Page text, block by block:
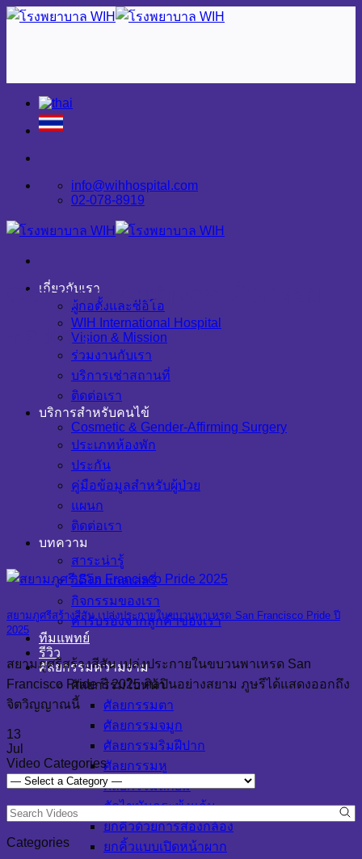
Skip
info@wihhospital.com
02-078-8919
เกี่ยวกับเรา
ผู้ก่อตั้งและซีอีโอ
WIH International Hospital
Vision & Mission
ร่วมงานกับเรา
บริการเช่าสถานที่
ติดต่อเรา
บริการสำหรับคนไข้
Cosmetic & Gender-Affirming Surgery
ประเภทห้องพัก
ประกัน
คู่มือข้อมูลสำหรับผู้ป่วย
แผนก
ติดต่อเรา
บทความ
สาระน่ารู้
วิดีโอ แกลเลอรี่
กิจกรรมของเรา
คำรับรองจากลูกค้าของเรา
ทีมแพทย์
รีวิว
ศัลยกรรมความงาม
ศัลยกรรมใบหน้า
ศัลยกรรมตา
ศัลยกรรมจมูก
ศัลยกรรมริมฝีปาก
ศัลยกรรมหู
ศัลยกรรมลักยิ้ม
ตัดไขมันกระพุ้งแก้ม
ยกคิ้วด้วยการส่องกล้อง
ยกคิ้วแบบเปิดหน้าผาก
Category Archives:
ของเรา
สยามภูศรีสร้างสีสัน เปล่งประกายในขบวนพาเหรด San Francisco Pride ปี
2025
สยามภูศรีสร้างสีสัน เปล่งประกายในขบวนพาเหรด San
Francisco Pride ปี 2025 ศิลปินอย่างสยาม ภูษรีได้แสดงออกถึง
จิตวิญญาณนี้
13
Jul
Video Categories
Categories